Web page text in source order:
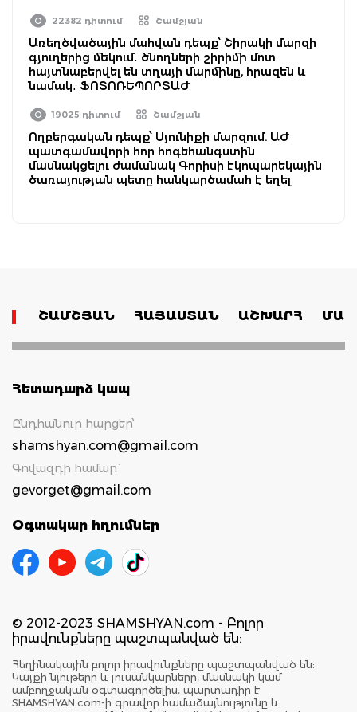
22382 դիտում Շամշյան
Առեղծվածային մահվան դեպք՝ Շիրակի մարզի
գյուղերից մեկում․ ծնողների շիրիմի մոտ
հայտնաբերվել են տղայի մարմինը, հրազեն և
նամակ․ ՖՈՏՈՌԵՊՈՐՏԱԺ
19025 դիտում Շամշյան
Ողբերգական դեպք՝ Սյունիքի մարզում. ԱԺ
պատգամավորի հոր հոգեհանգստին
մասնակցելու ժամանակ Գորիսի էկոպարեկային
ծառայության պետը հանկարծամահ է եղել
ՇԱՄՇՅԱՆ ՀԱՅԱՍՏԱՆ ԱՇԽԱՐՀ
Հետադարձ կապ
Ընդհանուր հարցեր՝
shamshyan.com@gmail.com
Գովազդի համար`
gevorget@gmail.com
Օգտակար հղումներ
© 2012-2023 SHAMSHYAN.com - Բոլոր
իրավունքները պաշտպանված են:
Հեղինակային բոլոր իրավունքները պաշտպանված են:
Կայքի նյութերը և լուսանկարները, մասնակի կամ
ամբողջական օգտագործելիս, պարտադիր է
SHAMSHYAN.com-ի գրավոր համաձայնությունը և